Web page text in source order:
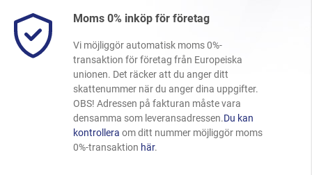
Moms 0% inköp för företag
Vi möjliggör automatisk moms 0%-
transaktion för företag från Europeiska
unionen. Det räcker att du anger ditt
skattenummer när du anger dina uppgifter.
OBS! Adressen på fakturan måste vara
densamma som leveransadressen.Du kan
kontrollera om ditt nummer möjliggör moms
0%-transaktion här.